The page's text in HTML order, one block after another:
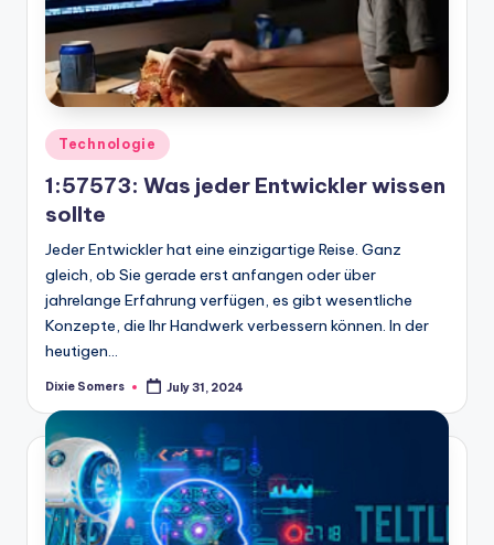
Posted
in
Technologie
1:57573: Was jeder Entwickler wissen
sollte
Jeder Entwickler hat eine einzigartige Reise. Ganz
gleich, ob Sie gerade erst anfangen oder über
jahrelange Erfahrung verfügen, es gibt wesentliche
Konzepte, die Ihr Handwerk verbessern können. In der
heutigen…
Posted
Dixie Somers July 31, 2024